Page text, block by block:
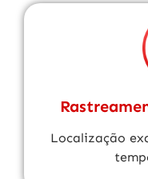
Localização